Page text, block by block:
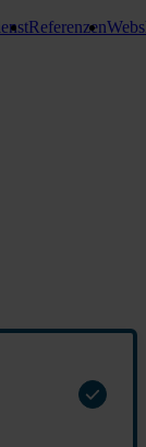
Referenzen